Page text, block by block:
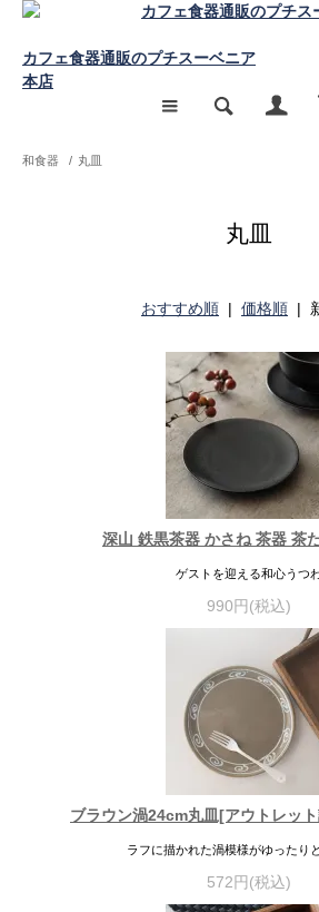
カフェ食器通販のプチスーベニア
本店
和食器 / 丸皿
丸皿
おすすめ順 | 価格順 |
深山 鉄黒茶器 かさね 茶器 茶
ゲストを迎える和心うつ
990円(税込)
ブラウン渦24cm丸皿[アウトレッ
ラフに描かれた渦模様がゆったり
572円(税込)